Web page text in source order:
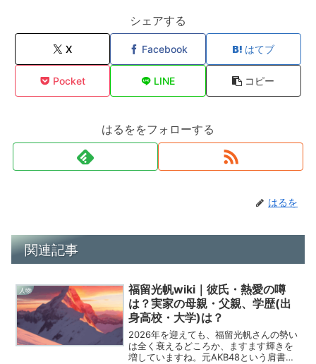
シェアする
X Facebook はてブ
Pocket LINE コピー
はるををフォローする
はるを
関連記事
人物
福留光帆wiki｜彼氏・熱愛の噂
は？実家の母親・父親、学歴(出
身高校・大学)は？
2026年を迎えても、福留光帆さんの勢い
は全く衰えるどころか、ますます輝きを
増していますね。元AKB48という肩書き